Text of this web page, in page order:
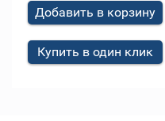
Добавить в корзину
Купить в один клик